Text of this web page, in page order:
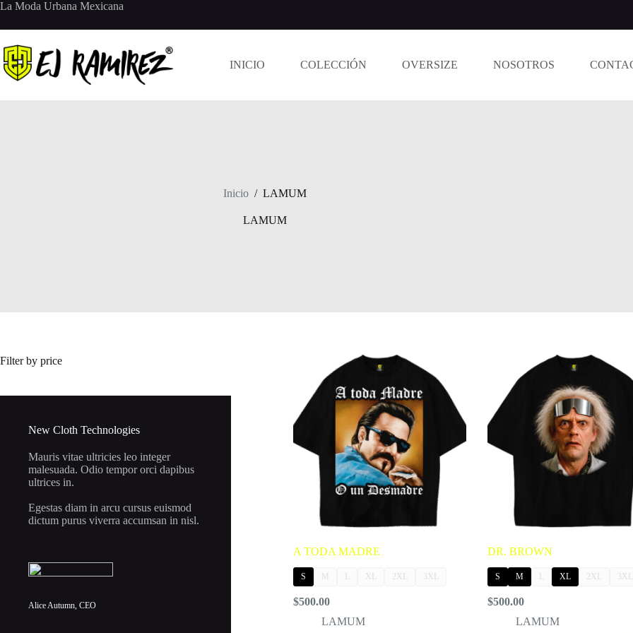
Saltar
contenido
La Moda Urbana Mexicana
INICIO COLECCIÓN OVERSIZE NOSOTROS
Inicio / LAMUM
LAMUM
A TODA MADRE
S M L XL 2XL 3XL
$500.00
LAMUM
DR. BROWN
S M L XL 2XL 3XL
$500.00
LAMUM
Filter by price
New Cloth Technologies
Mauris vitae ultricies leo integer
malesuada. Odio tempor orci dapibus
ultrices in.
Egestas diam in arcu cursus euismod
dictum purus viverra accumsan in nisl.
Alice Autumn, CEO